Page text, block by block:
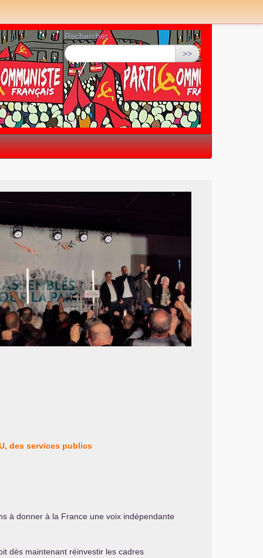
Rechercher :
>>
, des services publics
à donner à la France une voix indépendante
dès maintenant réinvestir les cadres